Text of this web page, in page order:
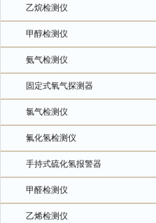
乙烷检测仪
甲醇检测仪
氨气检测仪
固定式氧气探测器
氯气检测仪
氟化氢检测仪
手持式硫化氢报警器
甲醛检测仪
乙烯检测仪